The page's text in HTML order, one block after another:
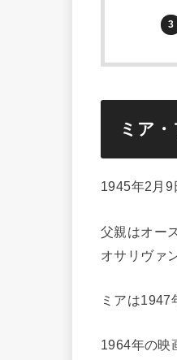
3
ミア
1945年2月9
父親はオー
オサリヴァン
ミアは1947
1964年の映